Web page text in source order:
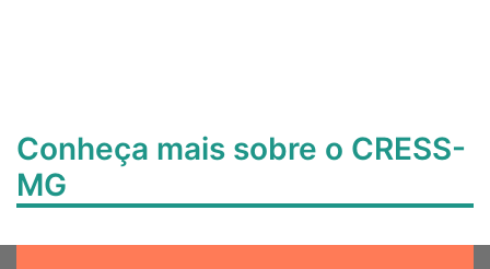
Conheça mais sobre o CRESS-
MG